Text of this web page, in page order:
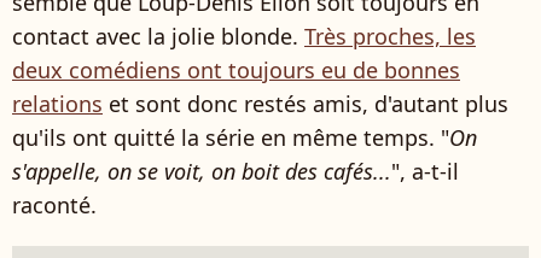
contact avec la jolie blonde. Très proches, les
deux comédiens ont toujours eu de bonnes
relations et sont donc restés amis, d'autant plus
qu'ils ont quitté la série en même temps. "On
s'appelle, on se voit, on boit des cafés...", a-t-il
raconté.